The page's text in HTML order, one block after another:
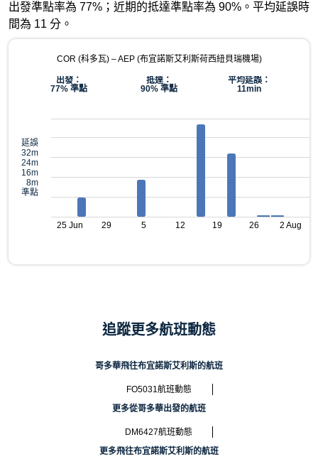
出發準點率為 77%；近期的抵達準點率為 90%。平均延誤時
間為 11 分。
COR (科多瓦) – AEP (布宜諾斯艾利斯荷西紐貝瑞機場)
出發：
77% 準點
抵達：
90% 準點
平均延誤：
11min
延誤
32m
24m
16m
8m
準點
25 Jun 29 5 12 19 26 2 Aug
追蹤更多航班動態
哥多華飛往布宜諾斯艾利斯的航班
FO5031航班動態
更多從哥多華出發的航班
DM6427航班動態
更多飛往布宜諾斯艾利斯的航班